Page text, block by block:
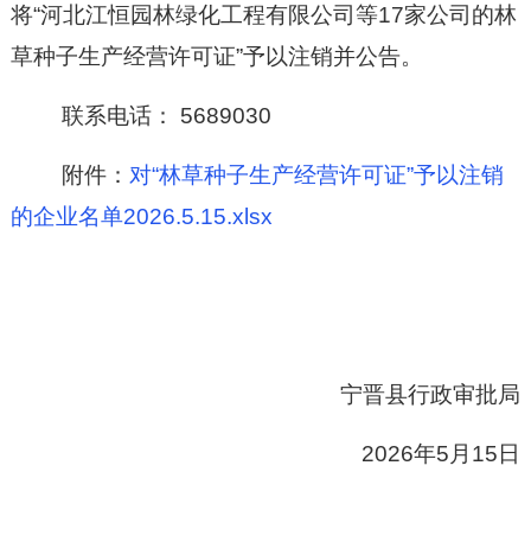
将“河北江恒园林绿化工程有限公司等17家公司的林
草种子生产经营许可证”予以注销并公告。
联系电话： 5689030
附件： 对“林草种子生产经营许可证”予以注销
的企业名单2026.5.15.xlsx
宁晋县行政审批局
2026年5月15日